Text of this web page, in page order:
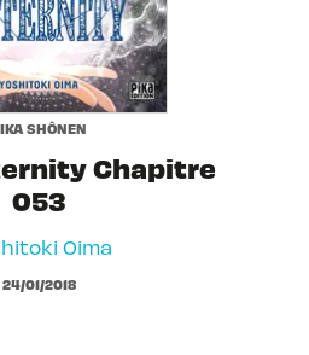
SHÔNEN
Chapitre
053
Oima
24/01/2018